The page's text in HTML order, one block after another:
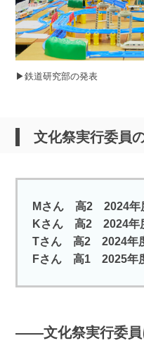
▶︎鉄道研究部の発表
文化祭実行委員
Mさん 高2 2024年
Kさん 高2 2024年
Tさん 高2 2024年
Fさん 高1 2025年
――文化祭実行委員